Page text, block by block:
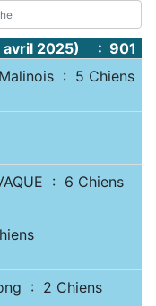
avril 2025) : 901
Malinois : 5 Chiens
: 6 Chiens
: 2 Chiens